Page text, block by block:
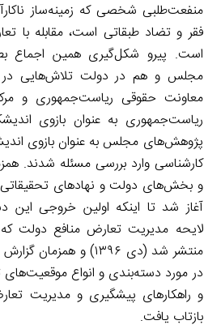
منفعت‌طلبی شخصی که زمینه‌ساز
فقر و تضاد طبقاتی است، مقابله با
است. پیرو شکل‌گیری همین اجماع
مجلس و هم در دولت تلاش‌هایی در
معاونت حقوقی ریاست‌جمهوری و
ریاست‌جمهوری به عنوان بازوی
پژوهش‌های مجلس به عنوان بازوی
کارشناسی وارد بررسی مسئله شدند.
و بخش‌های دولت و نهادهای تحقیقاتی
آغاز شد تا اینکه اولین خروجی این
لایحه مدیریت تعارض منافع دولت
منتشر شد (دی ۱۳۹۶) و
بازتاب یافت.